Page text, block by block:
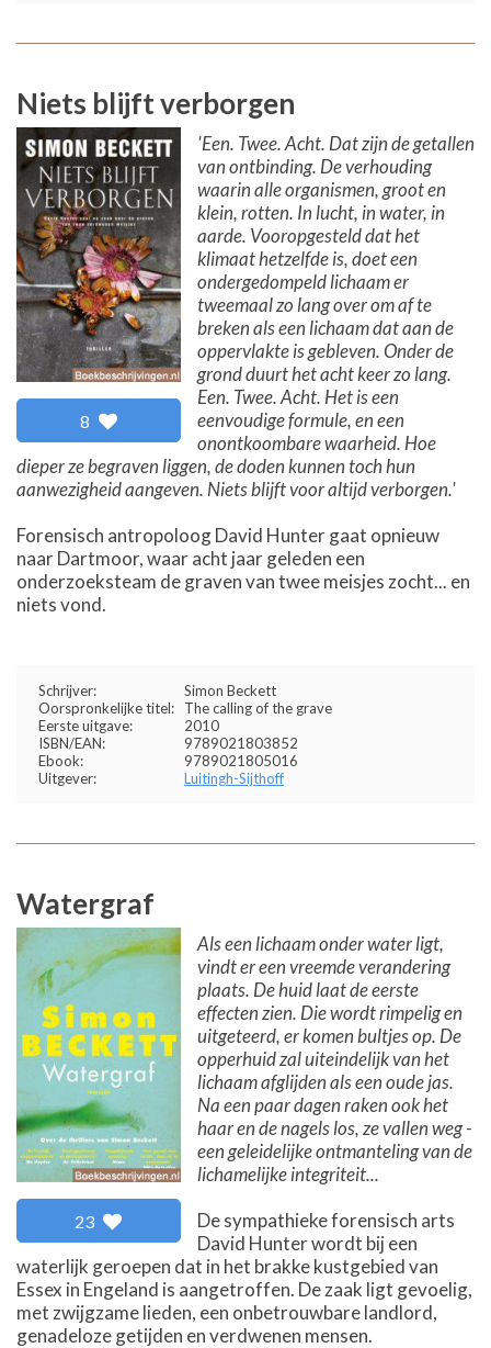
Niets blijft verborgen
8
'Een. Twee. Acht. Dat zijn de getallen
van ontbinding. De verhouding
waarin alle organismen, groot en
klein, rotten. In lucht, in water, in
aarde. Vooropgesteld dat het
klimaat hetzelfde is, doet een
ondergedompeld lichaam er
tweemaal zo lang over om af te
breken als een lichaam dat aan de
oppervlakte is gebleven. Onder de
grond duurt het acht keer zo lang.
Een. Twee. Acht. Het is een
eenvoudige formule, en een
onontkoombare waarheid. Hoe
dieper ze begraven liggen, de doden kunnen toch hun
aanwezigheid aangeven. Niets blijft voor altijd verborgen.'
Forensisch antropoloog David Hunter gaat opnieuw
naar Dartmoor, waar acht jaar geleden een
onderzoeksteam de graven van twee meisjes zocht... en
niets vond.
Schrijver:
Simon Beckett
Oorspronkelijke titel:
The calling of the grave
Eerste uitgave:
2010
ISBN/EAN:
9789021803852
Ebook:
9789021805016
Uitgever:
Luitingh-Sijthoff
Watergraf
23
Als een lichaam onder water ligt,
vindt er een vreemde verandering
plaats. De huid laat de eerste
effecten zien. Die wordt rimpelig en
uitgeteerd, er komen bultjes op. De
opperhuid zal uiteindelijk van het
lichaam afglijden als een oude jas.
Na een paar dagen raken ook het
haar en de nagels los, ze vallen weg -
een geleidelijke ontmanteling van de
lichamelijke integriteit...
De sympathieke forensisch arts
David Hunter wordt bij een
waterlijk geroepen dat in het brakke kustgebied van
Essex in Engeland is aangetroffen. De zaak ligt gevoelig,
met zwijgzame lieden, een onbetrouwbare landlord,
genadeloze getijden en verdwenen mensen.